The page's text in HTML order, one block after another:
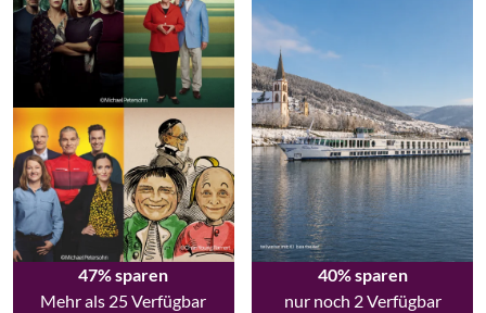
47% sparen
Mehr als 25 Verfügbar
40% sparen
nur noch 2 Verfügbar